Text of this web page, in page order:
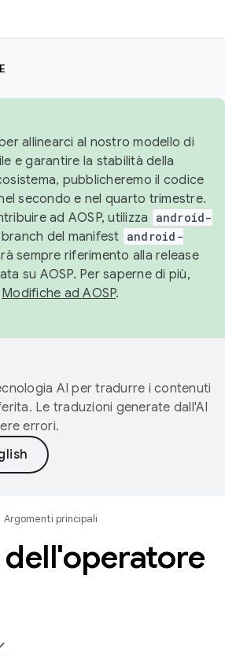
allinearci al nostro modello di
e garantire la stabilità della
pubblicheremo il codice
secondo e nel quarto trimestre.
ad AOSP, utilizza
android-
branch del manifest android-
sempre riferimento alla release
su AOSP. Per saperne di più,
Modifiche ad AOSP.
AI per tradurre i contenuti
Le traduzioni generate dall'AI
errori.
Argomenti principali